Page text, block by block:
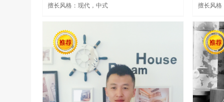
擅长风格：现代，中式
擅长风格